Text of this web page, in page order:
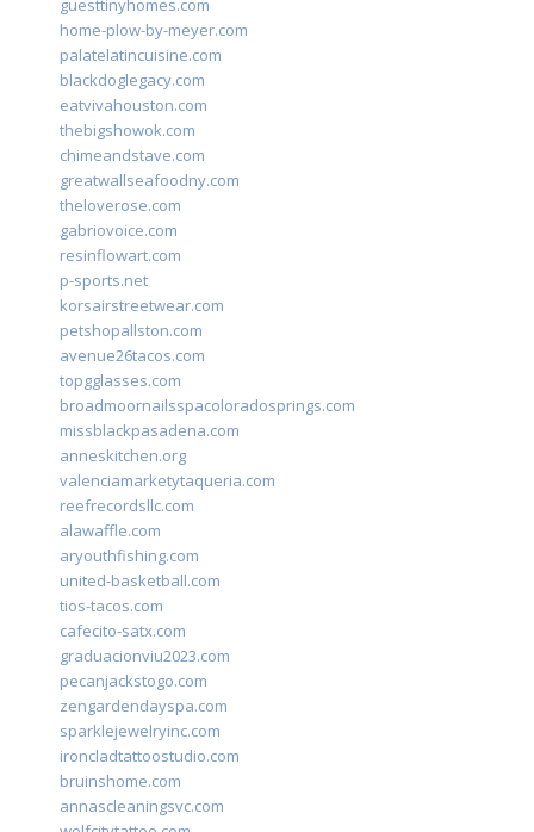
guesttinyhomes.com
home-plow-by-meyer.com
palatelatincuisine.com
blackdoglegacy.com
eatvivahouston.com
thebigshowok.com
chimeandstave.com
greatwallseafoodny.com
theloverose.com
gabriovoice.com
resinflowart.com
p-sports.net
korsairstreetwear.com
petshopallston.com
avenue26tacos.com
topgglasses.com
broadmoornailsspacoloradosprings.com
missblackpasadena.com
anneskitchen.org
valenciamarketytaqueria.com
reefrecordsllc.com
alawaffle.com
aryouthfishing.com
united-basketball.com
tios-tacos.com
cafecito-satx.com
graduacionviu2023.com
pecanjackstogo.com
zengardendayspa.com
sparklejewelryinc.com
ironcladtattoostudio.com
bruinshome.com
annascleaningsvc.com